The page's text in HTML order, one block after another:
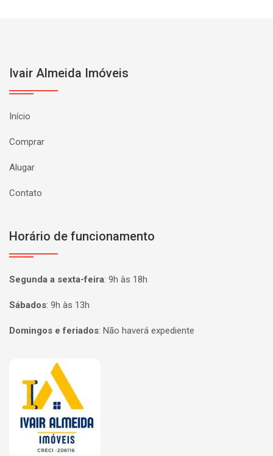
Ivair Almeida Imóveis
Início
Comprar
Alugar
Contato
Horário de funcionamento
Segunda a sexta-feira: 9h às 18h
Sábados: 9h às 13h
Domingos e feriados: Não haverá expediente
Página inicial